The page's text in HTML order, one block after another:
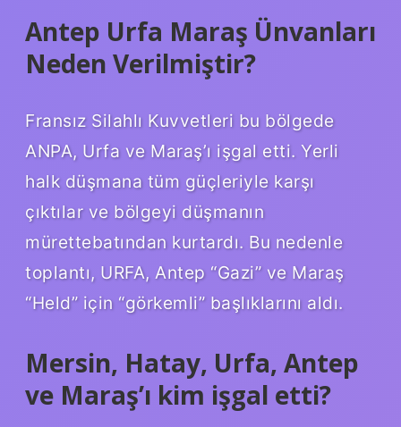
Antep Urfa Maraş Ünvanları
Neden Verilmiştir?
Fransız Silahlı Kuvvetleri bu bölgede
ANPA, Urfa ve Maraş’ı işgal etti. Yerli
halk düşmana tüm güçleriyle karşı
çıktılar ve bölgeyi düşmanın
mürettebatından kurtardı. Bu nedenle
toplantı, URFA, Antep “Gazi” ve Maraş
“Held” için “görkemli” başlıklarını aldı.
Mersin, Hatay, Urfa, Antep
ve Maraş’ı kim işgal etti?